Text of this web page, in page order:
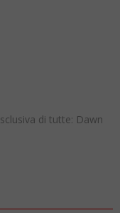
di tutte: Dawn